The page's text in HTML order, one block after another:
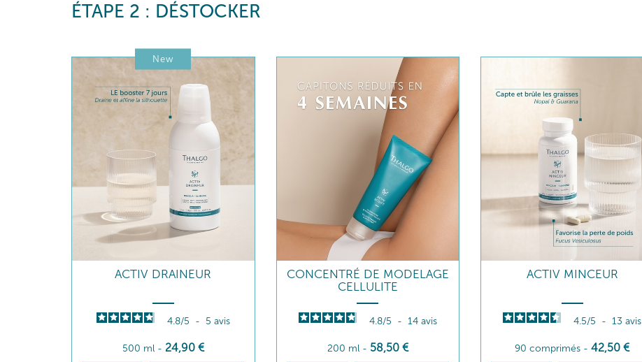
ÉTAPE 2 : DÉSTOCKER
New
ACTIV DRAINEUR
4.8/5 - 5 avis
500 ml - 24,90 €
CONCENTRÉ DE MODELAGE
CELLULITE
4.8/5 - 14 avis
200 ml - 58,50 €
ACTIV MINCEUR
4.5/5 - 13avis
90 comprimés -42,50 €